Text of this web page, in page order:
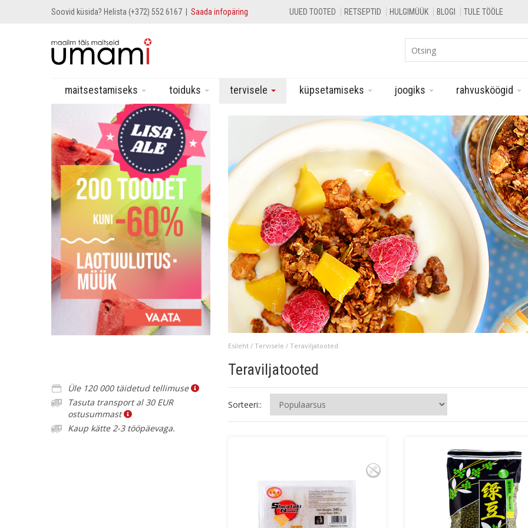
Soovid küsida? Helista (+372) 552 6167 | Saada infopäring UUED TOOTED RETSEPTID HULGIMÜÜK BLOGI TULE TÖÖLE
maitsestamiseks toiduks tervisele küpsetamiseks joogiks rahvusköögid
Üle 120 000 täidetud tellimuse
Tasuta transport al 30 EUR
ostusummast
Kaup kätte 2-3 tööpäevaga.
Esileht / Tervisele / Teraviljatooted
Teraviljatooted
Sorteeri::